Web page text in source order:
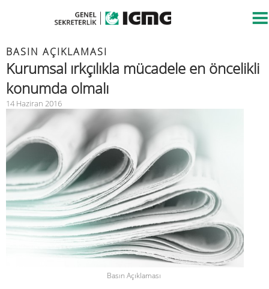
BASIN AÇIKLAMASI
Kurumsal ırkçılıkla mücadele en öncelikli
konumda olmalı
14 Haziran 2016
Basın Açıklaması